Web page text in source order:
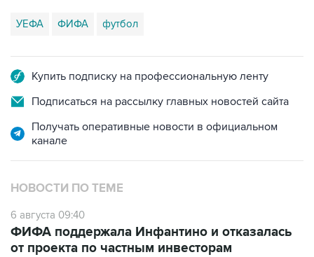
УЕФА ФИФА футбол
Купить подписку на профессиональную ленту
Подписаться на рассылку главных новостей сайта
Получать оперативные новости в официальном
канале
НОВОСТИ ПО ТЕМЕ
6 августа 09:40
ФИФА поддержала Инфантино и отказалась
от проекта по частным инвесторам